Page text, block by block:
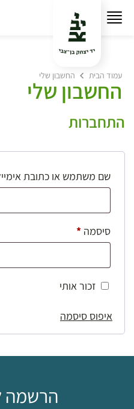
עמוד הבית החשבון שלי
החשבון שלי
התחברות
שם משתמש או כתובת
סיסמה *חובה
זכור אותי
איפוס סיסמה
הרשמה